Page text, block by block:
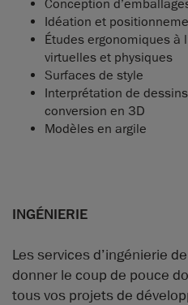
Conception
Idéation et
Études ergonomiques à
virtuelles et physiques
Surfaces de style
Interprétation de
conversion en 3D
Modèles en argile
INGÉNIERIE
Les services d’ingénierie
donner le coup de pouce
tous vos projets de